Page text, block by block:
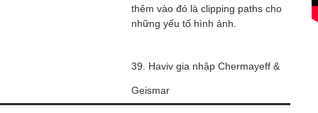
thêm vào đó là clipping paths cho
những yếu tố hình ảnh.
39. Haviv gia nhập Chermayeff &
Geismar